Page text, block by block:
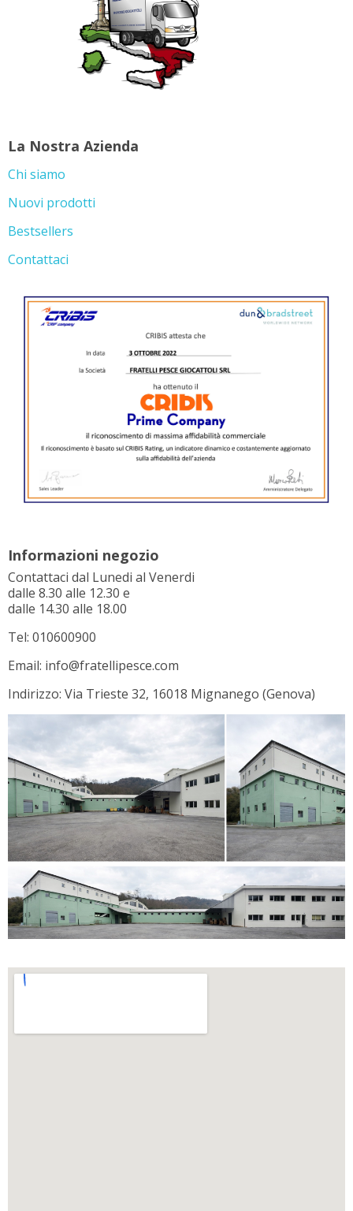
La Nostra Azienda
Chi siamo
Nuovi prodotti
Bestsellers
Contattaci
Informazioni negozio
Contattaci dal Lunedi al Venerdi
dalle 8.30 alle 12.30 e
dalle 14.30 alle 18.00
Tel: 010600900
Email: info@fratellipesce.com
Indirizzo: Via Trieste 32, 16018 Mignanego (Genova)